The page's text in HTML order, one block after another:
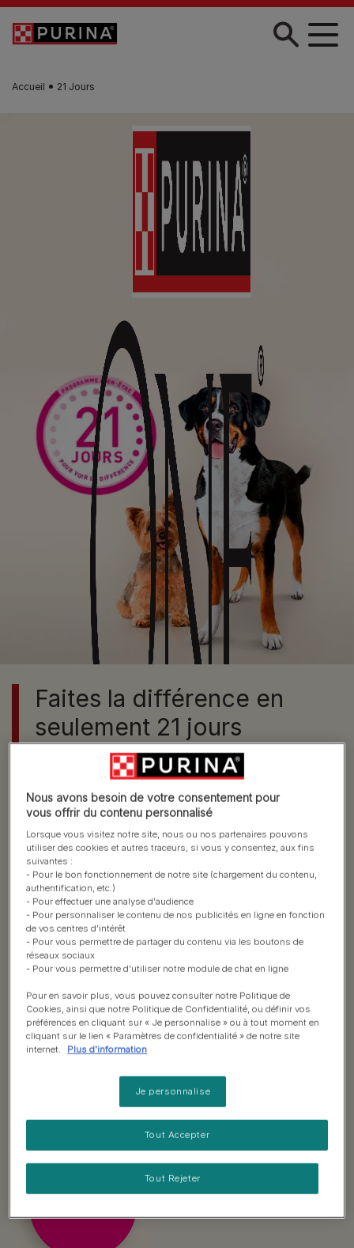
Skip to main content
Accueil 21 Jours
Constatez des résultats visibles
sur le bien-être de votre chien
en seulement 21 jours
Faites la différence en
seulement 21 jours
Un grand appétit dès le 1er jour, un haut niveau de
le 14ème jour et un poil brillant, une peau lisse ainsi
qu’un regard vif dès le 21
ème
présent le programme 21 jours pour faire la
différence sur le bien-être de votre chien en
seulement 21 Jours.
Nous avons besoin de votre consentement pour
vous offrir du contenu personnalisé
Lorsque vous visitez notre site, nous ou nos partenaires pouvons
utiliser des cookies et autres traceurs, si vous y consentez, aux fins
suivantes :
- Pour le bon fonctionnement de notre site (chargement du contenu,
authentification, etc.)
- Pour effectuer une analyse d'audience
- Pour personnaliser le contenu de nos publicités en ligne en fonction
de vos centres d'intérêt
- Pour vous permettre de partager du contenu via les boutons de
réseaux sociaux
- Pour vous permettre d'utiliser notre module de chat en ligne
Pour en savoir plus, vous pouvez consulter notre Politique de
Cookies, ainsi que notre Politique de Confidentialité, ou définir vos
préférences en cliquant sur « Je personnalise » ou à tout moment en
cliquant sur le lien « Paramètres de confidentialité » de notre site
internet.
Plus d'information
Je personnalise
Tout Rejeter
Tout Accepter